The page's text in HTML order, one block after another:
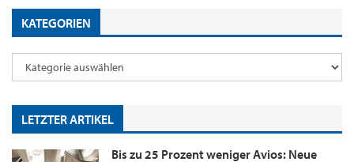
KATEGORIEN
LETZTER ARTIKEL
Bis zu 25 Prozent weniger Avios: Neue